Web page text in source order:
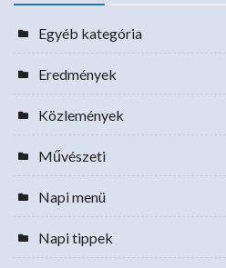
Egyéb kategória
Eredmények
Közlemények
Művészeti
Napi menü
Napi tippek